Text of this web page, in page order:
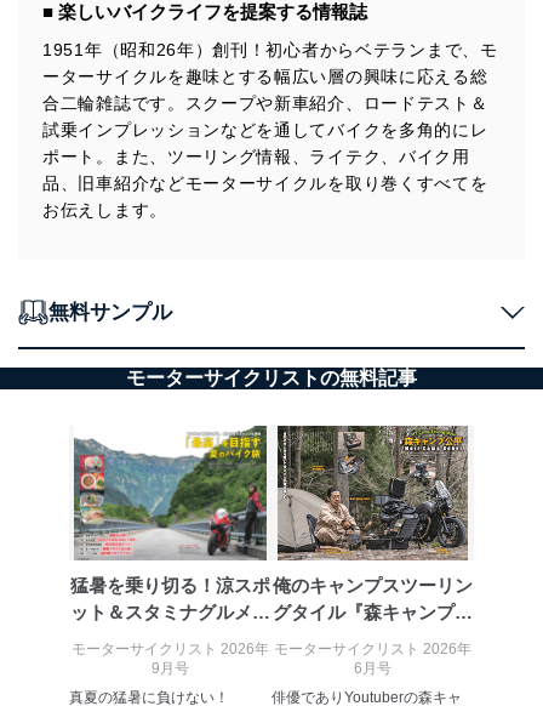
■ 楽しいバイクライフを提案する情報誌
1951年（昭和26年）創刊！初心者からベテランまで、モ
ーターサイクルを趣味とする幅広い層の興味に応える総
合二輪雑誌です。スクープや新車紹介、ロードテスト＆
試乗インプレッションなどを通してバイクを多角的にレ
ポート。また、ツーリング情報、ライテク、バイク用
品、旧車紹介などモーターサイクルを取り巻くすべてを
お伝えします。
無料サンプル
モーターサイクリストの無料記事
猛暑を乗り切る！涼スポ
ット＆スタミナグルメを
巡る「最高...
モーターサイクリスト 2026年
9月号
真夏の猛暑に負けない！
俺のキャンプスツーリン
グタイル『森キャンプ公
平』
モーターサイクリスト 2026年
6月号
俳優でありYoutuberの森キャ